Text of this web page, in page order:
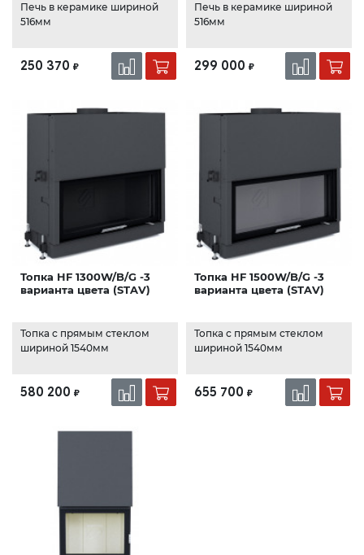
Печь в керамике шириной
516мм
250 370 ₽
Печь в керамике шириной
516мм
299 000 ₽
Топка HF 1300W/B/G -3
варианта цвета (STAV)
Топка с прямым стеклом
шириной 1540мм
580 200 ₽
Топка HF 1500W/B/G -3
варианта цвета (STAV)
Топка с прямым стеклом
шириной 1540мм
655 700 ₽